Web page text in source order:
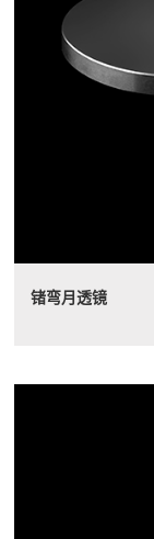
锗弯月透镜